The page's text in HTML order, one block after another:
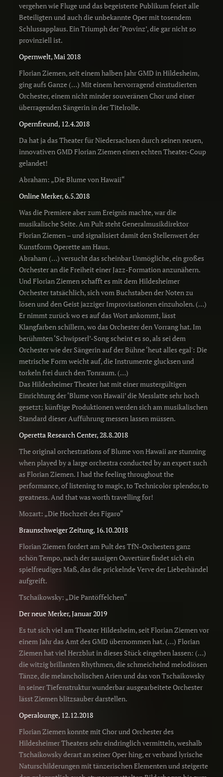
vergehen wie Fluge und das begeisterte Publikum feiert alle
Beteiligten und auch die unbekannte Oper mit tosendem
Schlussapplaus. Ein Triumph der ‘Provinz’, die gar nicht so
provinziell ist.
Opernwelt, Mai 2018
Florian Ziemen, seit einem halben Jahr GMD in Hildesheim,
ging aufs Ganze (…) Mit einem hervorragend einstudierten
Orchester, einem nicht minder souveränen Chor und einer
überragenden Sängerin in der Titelrolle.
Opernfreund, 12.4.2018
Da hat ja das Theater für Niedersachsen durch seinen neuen,
innovativen GMD Florian Ziemen einen echten Theater-Coup
gelandet!
Abraham: „Die Blume von Hawaii“
Online Merker, 6.5.2018
Was die Premiere aber zum Ereignis machte, war die
musikalische Seite. Am Pult steht Generalmusikdirektor
Florian Ziemen – und signalisiert damit den Stellenwert der
Kunstform Operette am Haus.
Abraham (…) versucht das scheinbar Unmögliche, ein großes
Orchester an die Freiheit einer Jazz-Formation anzunähern.
Und Florian Ziemen schafft es mit dem Hildesheimer
Orchester tatsächlich, sich vom Buchstaben der Noten zu
lösen und den Geist jazziger Improvisationen einzuholen. (…)
Er nimmt zurück wo es auf das Wort ankommt, lässt
Klangfarben schillern, wo das Orchester den Vorrang hat. Im
berühmten ‘Schwipserl’-Song scheint es so, als sei dem
Orchester wie der Sängerin auf der Bühne ‘heut alles egal': Die
metrische Form weicht auf, die Instrumente glucksen und
torkeln frei durch den Tonraum. (…)
Das Hildesheimer Theater hat mit einer mustergültigen
Einrichtung der ‘Blume von Hawaii’ die Messlatte sehr hoch
gesetzt; künftige Produktionen werden sich am musikalischen
Standard dieser Aufführung messen lassen müssen.
Operetta Research Center, 28.8.2018
The original orchestrations of Blume von Hawaii are stunning
when played by a large orchestra conducted by an expert such
as Florian Ziemen. I had the feeling throughout the
performance, of listening to magic, to Technicolor splendor, to
greatness. And that was worth travelling for!
Mozart: „Die Hochzeit des Figaro“
Braunschweiger Zeitung, 16.10.2018
Florian Ziemen fordert am Pult des TfN-Orchesters ganz
schön Tempo, nach der sausigen Ouvertüre findet sich ein
spielfreudiges Maß, das die prickelnde Verve der Liebeshändel
aufgreift.
Tschaikowsky: „Die Pantöffelchen“
Der neue Merker, Januar 2019
Es tut sich viel am Theater Hildesheim, seit Florian Ziemen vor
einem Jahr das Amt des GMD übernommen hat. (…) Florian
Ziemen hat viel Herzblut in dieses Stück eingehen lassen: (…)
die witzig brillanten Rhythmen, die schmeichelnd melodiösen
Tänze, die melancholischen Arien und das von Tschaikowsky
in seiner Tiefenstruktur wunderbar ausgearbeitete Orchester
lässt Ziemen blitzsauber darstellen.
Operalounge, 12.12.2018
Florian Ziemen konnte mit Chor und Orchester des
Hildesheimer Theaters sehr eindringlich vermitteln, weshalb
Tschaikowsky derart an seiner Oper hing, er verband lyrische
Naturschilderungen mit tänzerischen Elementen und steigerte